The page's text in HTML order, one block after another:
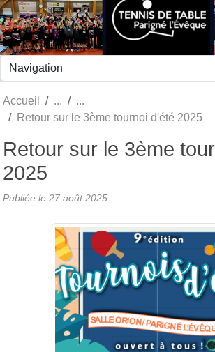
Accueil
Retour sur le 3ème tournoi d'été 2025
Retour sur le 3ème
2025
Publiée le 27 août 2025
Panneau de gestion des cookies